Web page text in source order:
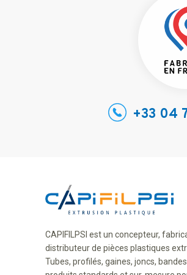
+33 04
CAPIFILPSI est un concepteur,
distributeur de pièces plastiques
Tubes, profilés, gaines, joncs,